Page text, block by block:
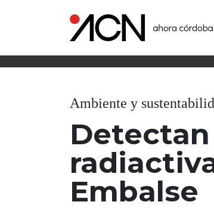
Ambiente y
Embalse